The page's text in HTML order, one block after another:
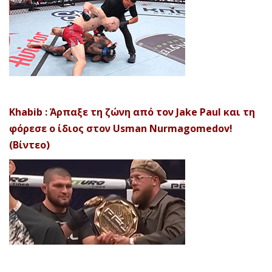
Khabib : Άρπαξε τη ζώνη από τον Jake Paul και τη
φόρεσε ο ίδιος στον Usman Nurmagomedov!
(Βίντεο)